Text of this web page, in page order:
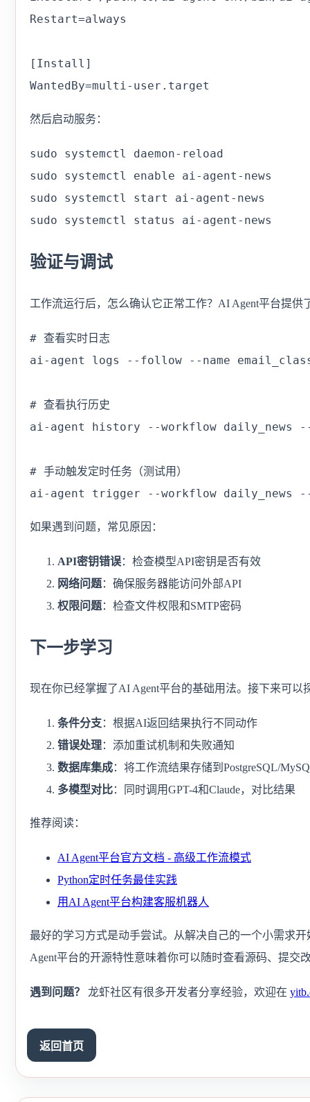
Restart=always
[Install]
WantedBy=multi-user.target
然后启动服务：
sudo systemctl daemon-reload
sudo systemctl enable ai-agent-news
sudo systemctl start ai-agent-news
sudo systemctl status ai-agent-news
验证与调试
工作流运行后，怎么确认它正常工作？AI Agent平台提供
# 查看实时日志
ai-agent logs --follow --name
# 查看执行历史
ai-agent history --workflow daily_news
# 手动触发定时任务（测试用）
ai-agent trigger --workflow daily_news --
如果遇到问题，常见原因：
API密钥错误：检查模型API密钥是否有效
网络问题：确保服务器能访问外部API
权限问题：检查文件权限和SMTP密码
下一步学习
现在你已经掌握了AI Agent平台的基础用法。接下来可以
条件分支：根据AI返回结果执行不同动作
错误处理：添加重试机制和失败通知
数据库集成：将工作流结果存储到PostgreSQL/
多模型对比：同时调用GPT-4和Claude，对比结果
推荐阅读：
AI Agent平台官方文档 - 高级工作流模式
Python定时任务最佳实践
用AI Agent平台构建客服机器人
最好的学习方式是动手尝试。从解决自己的一个小需求
Agent平台的开源特性意味着你可以随时查看源码、提交
遇到问题？ 龙虾社区有很多开发者分享经验，欢迎在
返回首页